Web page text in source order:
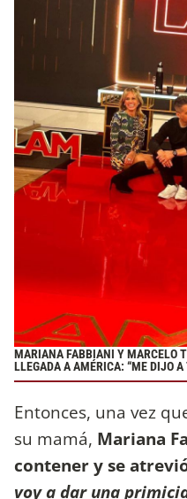
MARIANA FABBIANI Y MARCELO
LLEGADA A AMÉRICA: “ME DIJO A
Entonces, una vez
su mamá, Mariana
contener y se
voy a dar una